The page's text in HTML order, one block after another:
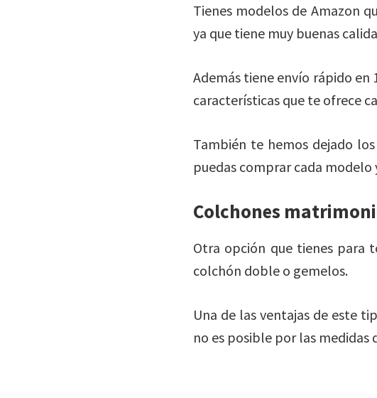
Tienes modelos de Amazon
ya que tiene muy buenas
Además tiene envío rápido en
características que te ofrece
También te hemos dejado
puedas comprar cada modelo
Colchones
Otra opción que tienes para
colchón doble o gemelos.
Una de las ventajas de este
no es posible por las